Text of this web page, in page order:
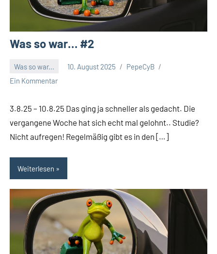
Was so war… #2
Was so war... 10. August 2025
PepeCyB
Ein Kommentar
3.8.25 – 10.8.25 Das ging ja schneller als gedacht. Die
vergangene Woche hat sich echt mal gelohnt.. Studie?
Nicht aufregen! Regelmäßig gibt es in den […]
Weiterlesen